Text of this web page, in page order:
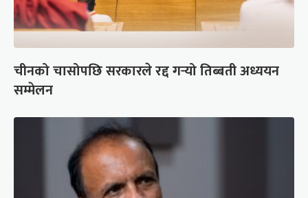
चीनको चासोपछि सरकारले रद्द गर्‍यो तिब्बती अध्ययन
सम्मेलन